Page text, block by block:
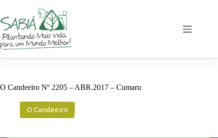
o
conteúdo
O Candeeiro Nº 2205 – ABR.2017 – Cumaru
O Candeeiro